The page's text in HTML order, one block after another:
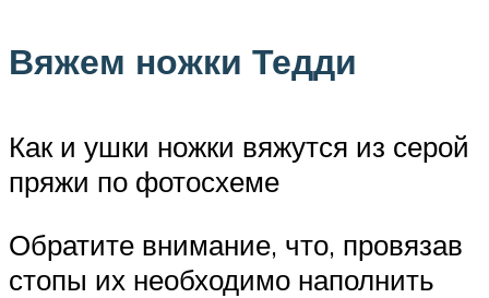
Вяжем ножки Тедди
Как и ушки ножки вяжутся из серой
пряжи по фотосхеме
Обратите внимание, что, провязав
стопы их необходимо наполнить